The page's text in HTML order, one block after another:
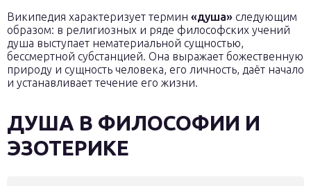
Википедия характеризует термин «душа» следующим
образом: в религиозных и ряде философских учений
душа выступает нематериальной сущностью,
бессмертной субстанцией. Она выражает божественную
природу и сущность человека, его личность, даёт начало
и устанавливает течение его жизни.
ДУША В ФИЛОСОФИИ И
ЭЗОТЕРИКЕ